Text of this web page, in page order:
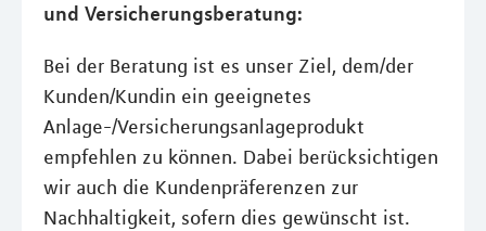
und Versicherungsberatung:
Bei der Beratung ist es unser Ziel, dem/der
Kunden/Kundin ein geeignetes
Anlage-/Versicherungsanlageprodukt
empfehlen zu können. Dabei berücksichtigen
wir auch die Kundenpräferenzen zur
Nachhaltigkeit, sofern dies gewünscht ist.